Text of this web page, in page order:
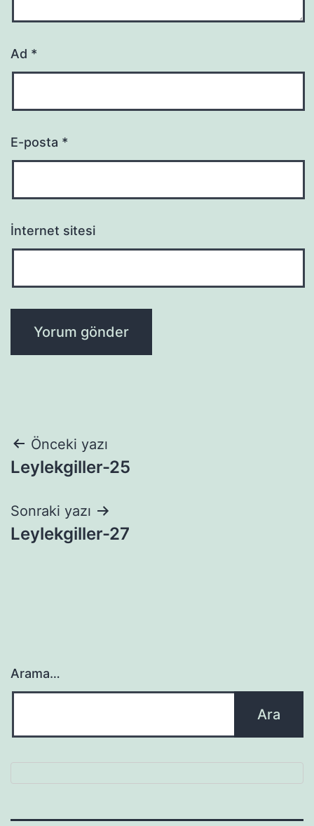
Ad *
E-posta *
İnternet sitesi
Yazı
gezinmesi
Önceki yazı
Leylekgiller-25
Sonraki yazı
Leylekgiller-27
Arama…